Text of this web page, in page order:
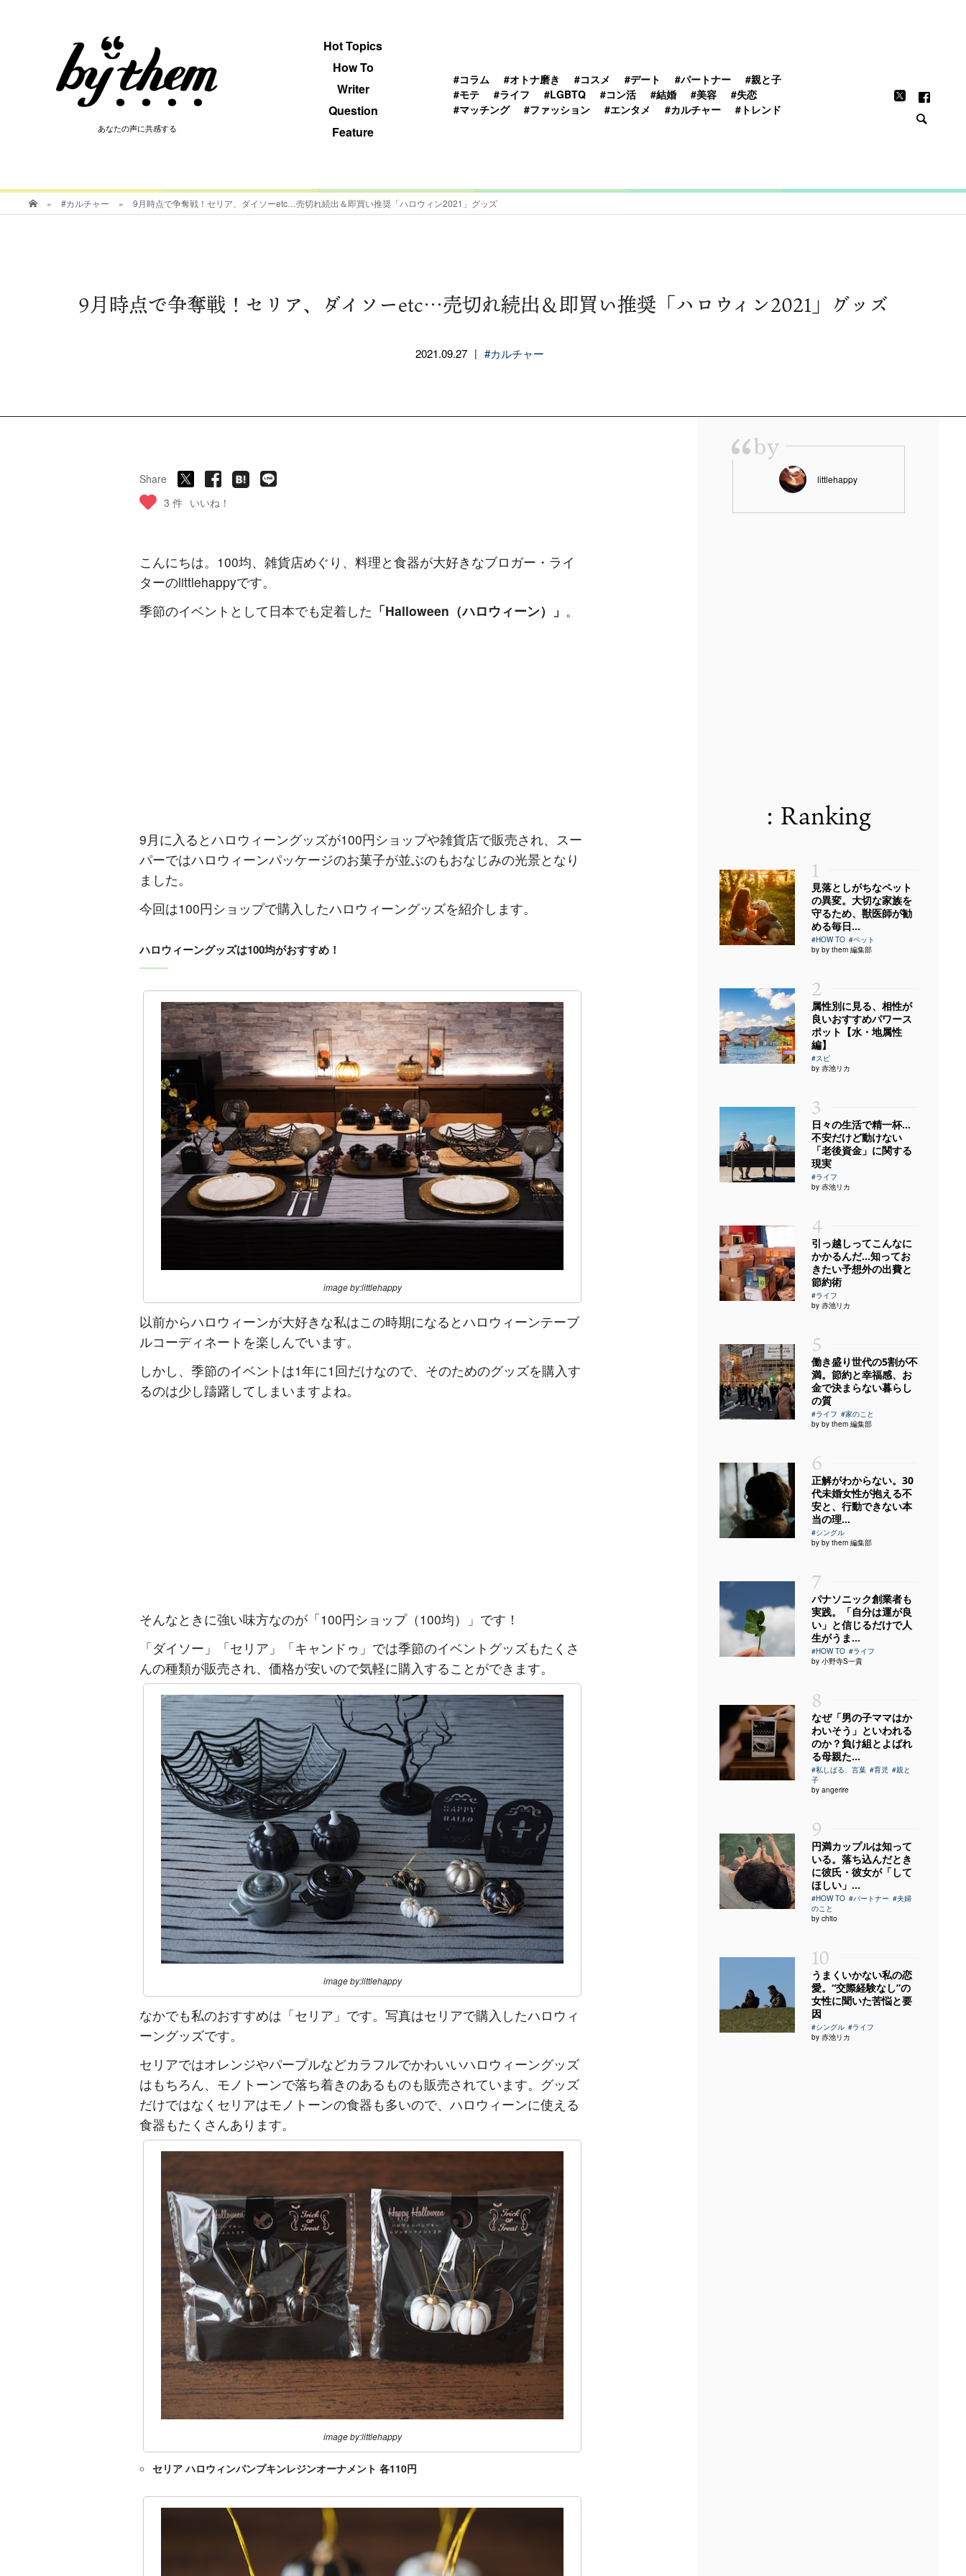
あなたの声に共感する
Hot Topics
How To
Writer
Question
Feature
#コラム #オトナ磨き #コスメ #デート #パートナー
#親と子
#モテ
#ライフ #LGBTQ #コン活 #結婚 #美容
#失恋
#マッチング
#ファッション #エンタメ #カルチャー #トレンド
あなたの声に共感する
» #カルチャー » 9月時点で争奪戦！セリア、ダイソーetc…売切れ続出＆即買い推奨「ハロウィン2021」グッズ
9月時点で争奪戦！セリア、ダイソーetc…売切れ続出＆即買い推奨「ハロウィン2021」グッズ
2021.09.27 | #カルチャー
Share
3 件 いいね！
こんにちは。100均、雑貨店めぐり、料理と食器が大好きなブロガー・ライ
ターのlittlehappyです。
季節のイベントとして日本でも定着した 「Halloween（ハロウィーン）」 。
9月に入るとハロウィーングッズが100円ショップや雑貨店で販売され、スー
パーではハロウィーンパッケージのお菓子が並ぶのもおなじみの光景となり
ました。
今回は100円ショップで購入したハロウィーングッズを紹介します。
ハロウィーングッズは100均がおすすめ！
image by:littlehappy
以前からハロウィーンが大好きな私はこの時期になるとハロウィーンテーブ
ルコーディネートを楽しんでいます。
しかし、季節のイベントは1年に1回だけなので、そのためのグッズを購入す
るのは少し躊躇してしまいますよね。
そんなときに強い味方なのが「100円ショップ（100均）」です！
「ダイソー」「セリア」「キャンドゥ」では季節のイベントグッズもたくさ
んの種類が販売され、価格が安いので気軽に購入することができます。
image by:littlehappy
なかでも私のおすすめは「セリア」です。写真はセリアで購入したハロウィ
ーングッズです。
セリアではオレンジやパープルなどカラフルでかわいいハロウィーングッズ
はもちろん、モノトーンで落ち着きのあるものも販売されています。グッズ
だけではなくセリアはモノトーンの食器も多いので、ハロウィーンに使える
食器もたくさんあります。
image by:littlehappy
セリア ハロウィンパンプキンレジンオーナメント 各110円
“by
littlehappy
: Ranking
1
見落としがちなペット
の異変。大切な家族を
守るため、獣医師が勧
める毎日...
#HOW TO #ペット
by by them 編集部
2
属性別に見る、相性が
良いおすすめパワース
ポット【水・地属性
編】
#スピ
by 赤池リカ
3
日々の生活で精一杯…
不安だけど動けない
「老後資金」に関する
現実
#ライフ
by 赤池リカ
4
引っ越しってこんなに
かかるんだ…知ってお
きたい予想外の出費と
節約術
#ライフ
by 赤池リカ
5
働き盛り世代の5割が不
満。節約と幸福感、お
金で決まらない暮らし
の質
#ライフ #家のこと
by by them 編集部
6
正解がわからない。30
代未婚女性が抱える不
安と、行動できない本
当の理...
#シングル
by by them 編集部
7
パナソニック創業者も
実践。「自分は運が良
い」と信じるだけで人
生がうま...
#HOW TO #ライフ
by 小野寺S一貴
8
なぜ「男の子ママはか
わいそう」といわれる
のか？負け組とよばれ
る母親た...
#私しばる、言葉 #育児 #親と
子
by angerire
9
円満カップルは知って
いる。落ち込んだとき
に彼氏・彼女が「して
ほしい」...
#HOW TO #パートナー #夫婦
のこと
by chito
10
うまくいかない私の恋
愛。“交際経験なし”の
女性に聞いた苦悩と要
因
#シングル #ライフ
by 赤池リカ